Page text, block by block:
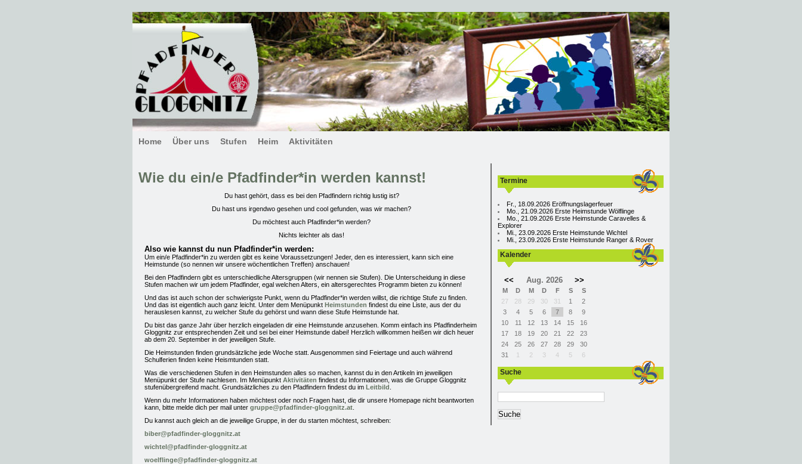
Home Über uns Stufen Heim Aktivitäten
Wie du ein/e Pfadfinder*in werden kannst!
Du hast gehört, dass es bei den Pfadfindern richtig lustig ist?
Du hast uns irgendwo gesehen und cool gefunden, was wir machen?
Du möchtest auch Pfadfinder*in werden?
Nichts leichter als das!
Also wie kannst du nun Pfadfinder*in werden:
Um ein/e Pfadfinder*in zu werden gibt es keine Voraussetzungen! Jeder, den es interessiert, kann sich eine
Heimstunde (so nennen wir unsere wöchentlichen Treffen) anschauen!
Bei den Pfadfindern gibt es unterschiedliche Altersgruppen (wir nennen sie Stufen). Die Unterscheidung in diese
Stufen machen wir um jedem Pfadfinder, egal welchen Alters, ein altersgerechtes Programm bieten zu können!
Und das ist auch schon der schwierigste Punkt, wenn du Pfadfinder*in werden willst, die richtige Stufe zu finden.
Und das ist eigentlich auch ganz leicht. Unter dem Menüpunkt Heimstunden findest du eine Liste, aus der du
herauslesen kannst, zu welcher Stufe du gehörst und wann diese Stufe Heimstunde hat.
Du bist das ganze Jahr über herzlich eingeladen dir eine Heimstunde anzusehen. Komm einfach ins Pfadfinderheim
Gloggnitz zur entsprechenden Zeit und sei bei einer Heimstunde dabei! Herzlich willkommen heißen wir dich heuer
ab dem 20. September in der jeweiligen Stufe.
Die Heimstunden finden grundsätzliche jede Woche statt. Ausgenommen sind Feiertage und auch während
Schulferien finden keine Heismtunden statt.
Was die verschiedenen Stufen in den Heimstunden alles so machen, kannst du in den Artikeln im jeweiligen
Menüpunkt der Stufe nachlesen. Im Menüpunkt Aktivitäten findest du Informationen, was die Gruppe Gloggnitz
stufenübergreifend macht. Grundsätzliches zu den Pfadfindern findest du im Leitbild
Wenn du mehr Informationen haben möchtest oder noch Fragen hast, die dir unsere Homepage nicht beantworten
kann, bitte melde dich per mail unter gruppe@pfadfinder-gloggnitz.at
Du kannst auch gleich an die jeweilige Gruppe, in der du starten möchtest, schreiben:
biber@pfadfinder-gloggnitz.at
wichtel@pfadfinder-gloggnitz.at
woelflinge@pfadfinder-gloggnitz.at
Termine
Fr., 18.09.2026 Eröffnungslagerfeuer
Mo., 21.09.2026 Erste Heimstunde Wölflinge
Mo., 21.09.2026 Erste Heimstunde Caravelles &
Explorer
Mi., 23.09.2026 Erste Heimstunde Wichtel
Mi., 23.09.2026 Erste Heimstunde Ranger & Rover
Kalender
<< Aug. 2026 >>
M D M D F S
S
27
28 29 30 31 1
2
3
4 5 6 7 8
9
10
11 12 13 14 15
16
17
18 19 20 21 22
23
24
25 26 27 28 29
30
31
1 2 3 4 5 6
Suche